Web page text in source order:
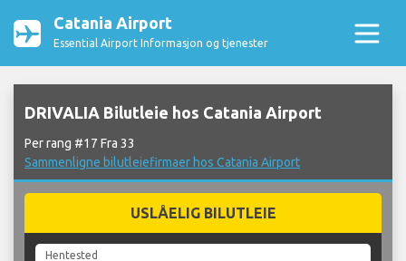
Catania Airport
Essential Airport Informasjon og tjenester
DRIVALIA Bilutleie hos Catania Airport
Per rang #17 Fra 33
Sammenligne bilutleiefirmaer hos Catania Airport
USLÅELIG BILUTLEIE
Hentested